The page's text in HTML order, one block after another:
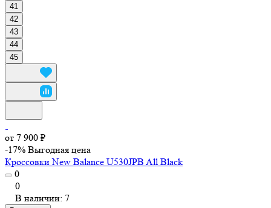
41
42
43
44
45
от 7 900 ₽
-17% Выгодная цена
Кроссовки New Balance U530JPB All Black
0
0
В наличии: 7